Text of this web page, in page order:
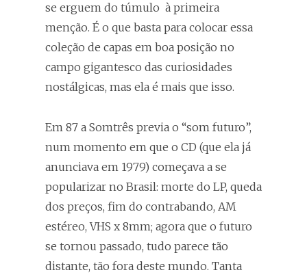
se erguem do túmulo à primeira
menção. É o que basta para colocar essa
coleção de capas em boa posição no
campo gigantesco das curiosidades
nostálgicas, mas ela é mais que isso.
Em 87 a Somtrês previa o “som futuro”,
num momento em que o CD (que ela já
anunciava em 1979) começava a se
popularizar no Brasil: morte do LP, queda
dos preços, fim do contrabando, AM
estéreo, VHS x 8mm; agora que o futuro
se tornou passado, tudo parece tão
distante, tão fora deste mundo. Tanta